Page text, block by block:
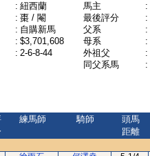
: 紐西蘭
: 棗 / 閹
: 自購新馬
: $3,701,608
: 2-6-8-44
馬主 :
最後評分
:
父系
:
母系
:
外祖父
:
同父系馬
:
練馬師 騎師
頭馬
距離